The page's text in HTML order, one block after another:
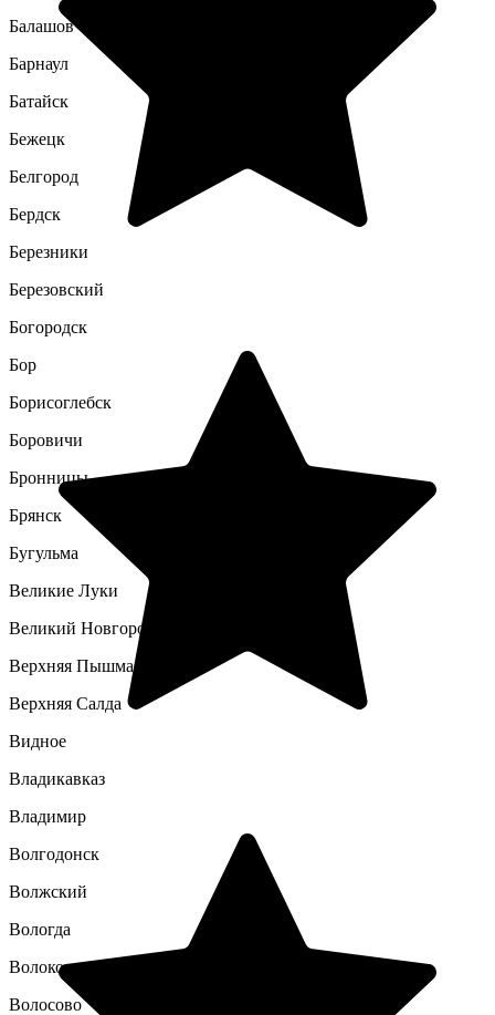
Балашов
Барнаул
Батайск
Бежецк
Белгород
Бердск
Березники
Березовский
Богородск
Бор
Борисоглебск
Боровичи
Бронницы
Брянск
Бугульма
Великие Луки
Великий Новгород
Верхняя Пышма
Верхняя Салда
Видное
Владикавказ
Владимир
Волгодонск
Волжский
Вологда
Волоколамск
Волосово